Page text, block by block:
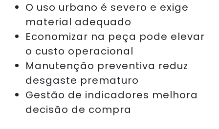
O uso urbano é severo e exige
material adequado
Economizar na peça pode elevar
o custo operacional
Manutenção preventiva reduz
desgaste prematuro
Gestão de indicadores melhora
decisão de compra